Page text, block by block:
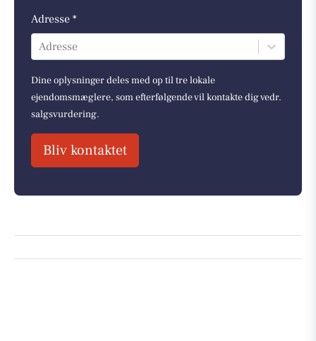
Adresse *
Adresse
Dine oplysninger deles med op til tre lokale
ejendomsmæglere, som efterfølgende vil kontakte dig vedr.
salgsvurdering.
Bliv kontaktet